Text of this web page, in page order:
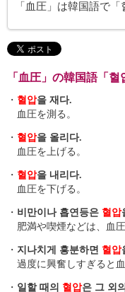
「血圧」は韓国語で「
「血圧」の韓国語「
・ 혈압을 재다.
血圧を測る。
・ 혈압을 올리다.
血圧を上げる。
・ 혈압을 내리다.
血圧を下げる。
・ 비만이나 흡연등은 혈압
肥満や喫煙などは、血
・ 지나치게 흥분하면 혈압
過度に興奮しすぎると
・ 일할 때의 혈압은 그 외